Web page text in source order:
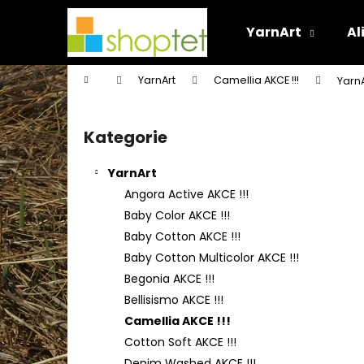
YarnArt
Domů YarnArt Camellia AKCE !!!
P
o
s
t
r
a
n
n
í
p
a
n
Přeskočit
kategorie
Kategorie
YarnArt
Angora Active AKCE !!!
Baby Color AKCE !!!
Baby Cotton AKCE !!!
Baby Cotton Multicolor AKCE !!!
Begonia AKCE !!!
Bellisismo AKCE !!!
Camellia AKCE !!!
Cotton Soft AKCE !!!
í
k
Zpět
do
obchodu
Zpět
do
obchodu